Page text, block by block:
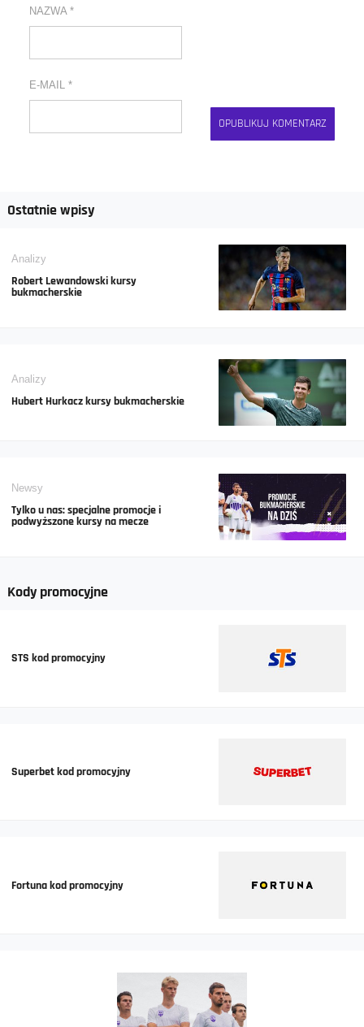
NAZWA *
E-MAIL *
Ostatnie wpisy
Analizy
Robert Lewandowski kursy
bukmacherskie
Analizy
Hubert Hurkacz kursy bukmacherskie
Newsy
Tylko u nas: specjalne promocje i
podwyższone kursy na mecze
Kody promocyjne
STS kod promocyjny
Superbet kod promocyjny
Fortuna kod promocyjny